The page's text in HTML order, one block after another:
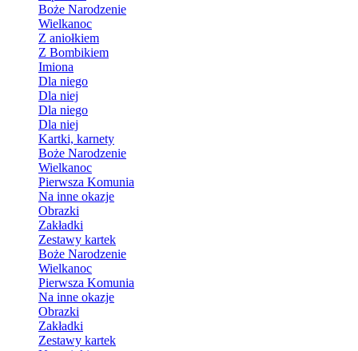
Boże Narodzenie
Wielkanoc
Z aniołkiem
Z Bombikiem
Imiona
Dla niego
Dla niej
Dla niego
Dla niej
Kartki, karnety
Boże Narodzenie
Wielkanoc
Pierwsza Komunia
Na inne okazje
Obrazki
Zakładki
Zestawy kartek
Boże Narodzenie
Wielkanoc
Pierwsza Komunia
Na inne okazje
Obrazki
Zakładki
Zestawy kartek